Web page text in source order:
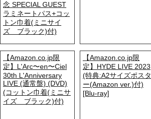
念 SPECIAL GUEST
ラミネートパス+コッ
トン巾着(ミニサイ
ズ ブラック)付)
【Amazon.co.jp限
定】L'Arc〜en〜Ciel
30th L'Anniversary
LIVE (通常盤) (DVD)
(コットン巾着(ミニサ
イズ ブラック)付)
【Amazon.co.jp限
定】HYDE LIVE 2023
(特典:A2サイズポスタ
ー(Amazon ver.)付)
[Blu-ray]